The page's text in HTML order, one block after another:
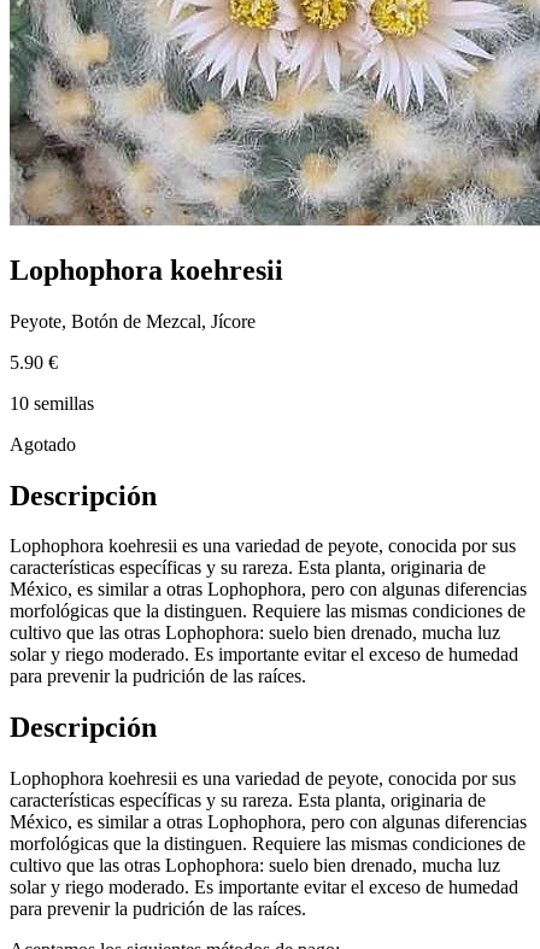
Lophophora koehresii
Peyote, Botón de Mezcal, Jícore
5.90 €
10 semillas
Agotado
Descripción
Lophophora koehresii es una variedad de peyote, conocida por sus
características específicas y su rareza. Esta planta, originaria de
México, es similar a otras Lophophora, pero con algunas diferencias
morfológicas que la distinguen. Requiere las mismas condiciones de
cultivo que las otras Lophophora: suelo bien drenado, mucha luz
solar y riego moderado. Es importante evitar el exceso de humedad
para prevenir la pudrición de las raíces.
Descripción
Lophophora koehresii es una variedad de peyote, conocida por sus
características específicas y su rareza. Esta planta, originaria de
México, es similar a otras Lophophora, pero con algunas diferencias
morfológicas que la distinguen. Requiere las mismas condiciones de
cultivo que las otras Lophophora: suelo bien drenado, mucha luz
solar y riego moderado. Es importante evitar el exceso de humedad
para prevenir la pudrición de las raíces.